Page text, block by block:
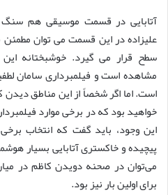
آتابایی در قسمت موسیقی هم
علیزاده در این قسمت می توان
سطح قرار می گیرد. خوشبختانه
مشاهده است و فیلمبرداری سامان
است. اما اگر شخصاً از این مناطق
خواهید بود که در برخی موارد
این وجود، باید گفت که انتخاب
پیچیده و خاکستری آتابایی بسیار
می‌توان در صحنه دویدن کاظم در
برای اولین بار نیز بود.